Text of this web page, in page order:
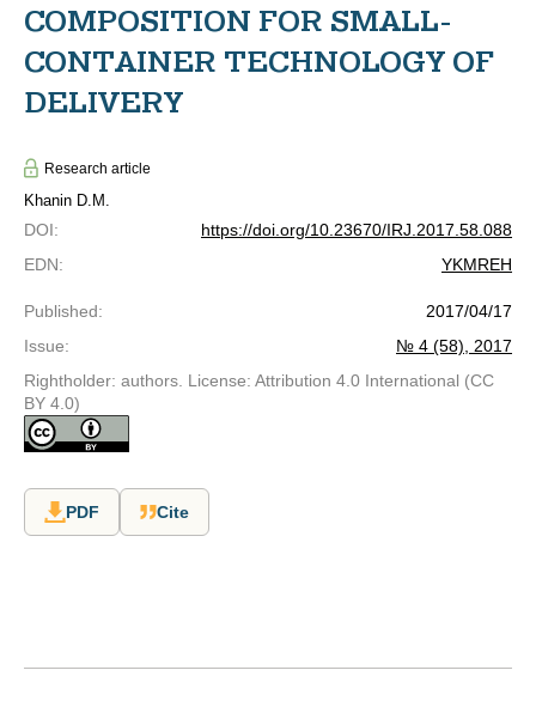
COMPOSITION FOR SMALL-
CONTAINER TECHNOLOGY OF
DELIVERY
Research article
Khanin D.M.
DOI:
https://doi.org/10.23670/IRJ.2017.58.088
EDN: YKMREH
Published:
2017/04/17
Issue:
№ 4 (58), 2017
Rightholder: authors. License: Attribution 4.0 International (CC
BY 4.0)
PDF Cite